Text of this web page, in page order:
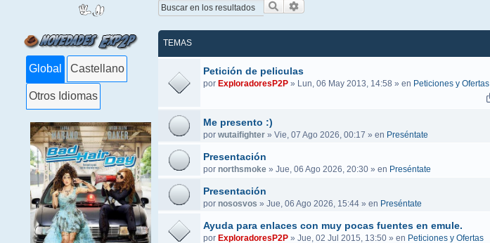
Global Castellano
Otros Idiomas
Buscar
TEMAS
Petición de peliculas
por ExploradoresP2P» Lun, 06 May 2013, 14:58 » en Peticiones y Ofertas
Me presento :)
por wutaifighter» Vie, 07 Ago 2026, 00:17 » en Preséntate
Presentación
por northsmoke» Jue, 06 Ago 2026, 20:30» en Preséntate
Presentación
por nososvos » Jue, 06 Ago 2026, 15:44» en Preséntate
Ayuda para enlaces con muy pocas fuentes en emule.
por ExploradoresP2P» Jue, 02 Jul 2015, 13:50» en Peticiones y Ofertas